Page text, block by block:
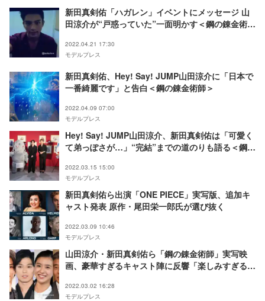
新田真剣佑「ハガレン」イベントにメッセージ 山
田涼介が“戸惑っていた”一面明かす＜鋼の錬金術師
2022.04.21 17:30
モデルプレス
新田真剣佑、Hey! Say! JUMP山田涼介に「日本で
一番綺麗です」と告白＜鋼の錬金術師＞
2022.04.09 07:00
モデルプレス
Hey! Say! JUMP山田涼介、新田真剣佑は「可愛く
て弟っぽさが…」“完結”までの道のりも語る＜鋼の
2022.03.15 15:00
モデルプレス
新田真剣佑ら出演「ONE PIECE」実写版、追加キ
ャスト発表 原作・尾田栄一郎氏が選び抜く
2022.03.09 10:46
モデルプレス
山田涼介・新田真剣佑ら「鋼の錬金術師」実写映
画、豪華すぎるキャスト陣に反響「楽しみすぎる」
2022.03.02 16:28
モデルプレス